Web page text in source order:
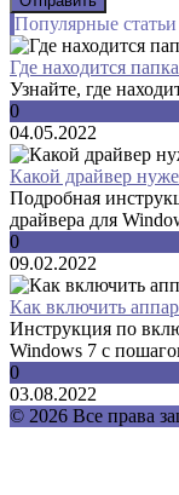
Популярные статьи
Где находится
Узнайте, где
0
04.05.2022
Какой драйвер
Подробная
драйвера для
0
09.02.2022
Как включить
Инструкция по
Windows 7 с
0
03.08.2022
© 2026 Все права